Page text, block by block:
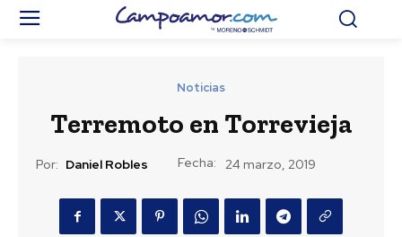
Noticias
Terremoto en Torrevieja
Por: Daniel Robles Fecha: 24 marzo, 2019